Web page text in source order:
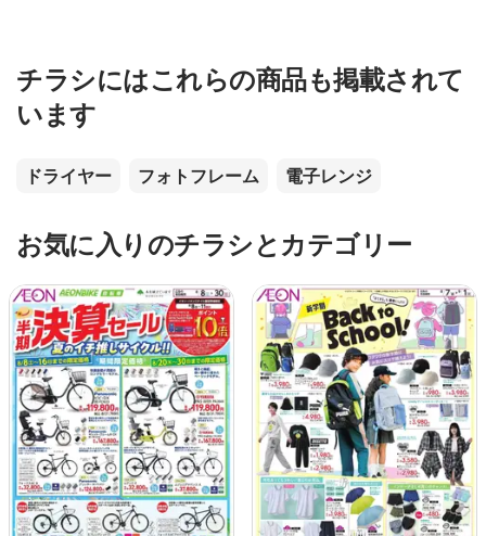
チラシにはこれらの商品も掲載されて
います
ドライヤー フォトフレーム 電子レンジ
お気に入りのチラシとカテゴリー